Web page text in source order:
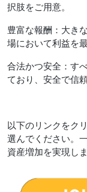
択肢をご用意。
豊富な報酬：大き
場において利益を
合法かつ安全：す
ており、安全で信
以下のリンクをク
選んでください。
資産増加を実現し